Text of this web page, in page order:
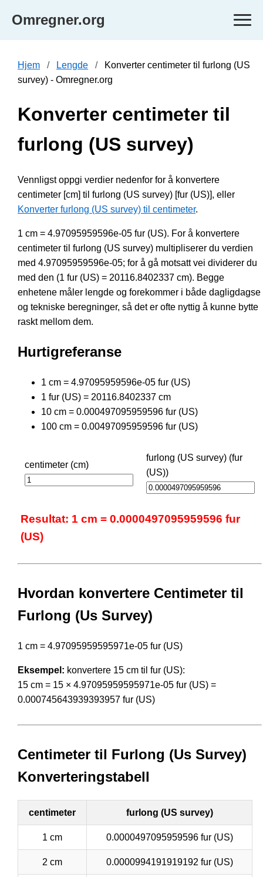
Omregner.org
Hjem Lengde
Konverter centimeter til furlong (US
survey) - Omregner.org
Konverter centimeter til
furlong (US survey)
Vennligst oppgi verdier nedenfor for å konvertere
centimeter [cm] til furlong (US survey) [fur (US)], eller
Konverter furlong (US survey) til centimeter.
1 cm = 4.97095959596e-05 fur (US). For å konvertere
centimeter til furlong (US survey) multipliserer du verdien
med 4.97095959596e-05; for å gå motsatt vei dividerer du
med den (1 fur (US) = 20116.8402337 cm). Begge
enhetene måler lengde og forekommer i både dagligdagse
og tekniske beregninger, så det er ofte nyttig å kunne bytte
raskt mellom dem.
Hurtigreferanse
1 cm = 4.97095959596e-05 fur (US)
1 fur (US) = 20116.8402337 cm
10 cm = 0.000497095959596 fur (US)
100 cm = 0.00497095959596 fur (US)
centimeter (cm)
furlong (US survey) (fur
(US))
Resultat: 1 cm = 0.0000497095959596 fur
(US)
Hvordan konvertere Centimeter til
Furlong (Us Survey)
1 cm = 4.97095959595971e-05 fur (US)
Eksempel: konvertere 15 cm til fur (US):
15 cm = 15 × 4.97095959595971e-05 fur (US) =
0.000745643939393957 fur (US)
Centimeter til Furlong (Us Survey)
Konverteringstabell
centimeter furlong (US survey)
1 cm 0.0000497095959596 fur (US)
2 cm 0.0000994191919192 fur (US)